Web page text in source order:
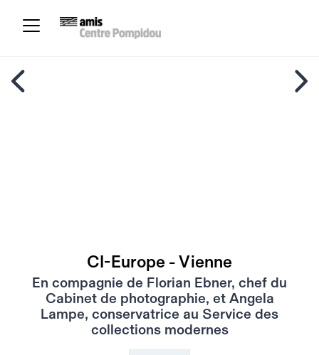
CI-Europe - Vienne
En compagnie de Florian Ebner, chef du
Cabinet de photographie, et Angela
Lampe, conservatrice au Service des
collections modernes